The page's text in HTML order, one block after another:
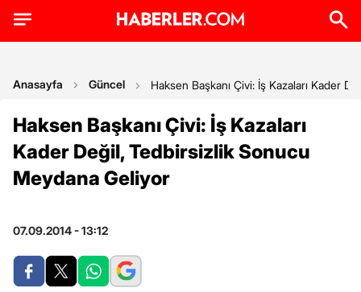
Anasayfa Güncel Haksen Başkanı Çivi: İş Kazaları Kader
Haksen Başkanı Çivi: İş Kazaları
Kader Değil, Tedbirsizlik Sonucu
Meydana Geliyor
07.09.2014 - 13:12